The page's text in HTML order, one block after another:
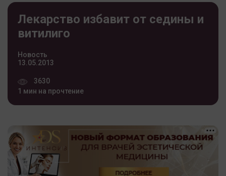
Лекарство избавит от седины и
витилиго
Новость
13.05.2013
3630
1 мин на прочтение